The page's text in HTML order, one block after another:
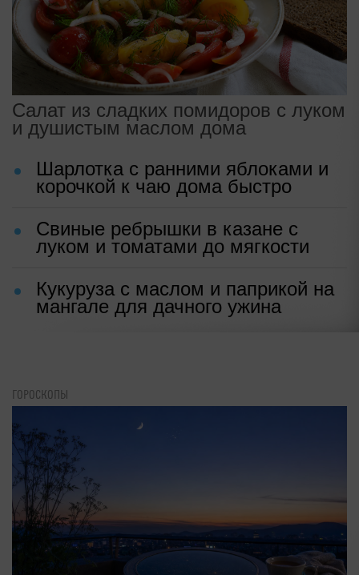
Салат из сладких помидоров с луком
и душистым маслом дома
Шарлотка с ранними яблоками и
корочкой к чаю дома быстро
Свиные ребрышки в казане с
луком и томатами до мягкости
Кукуруза с маслом и паприкой на
мангале для дачного ужина
ГОРОСКОПЫ